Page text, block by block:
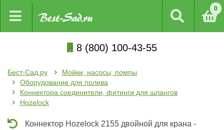
0
8 (800) 100-43-55
Бест-Сад.ру
Мойки, насосы, помпы
Оборудование для полива
Коннектора соединители, фитинги для шлангов
Hozelock
Коннектор Hozelock 2155 двойной для крана -